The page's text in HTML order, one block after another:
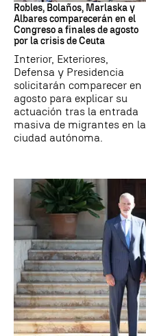
Robles, Bolaños, Marlaska y
Albares comparecerán en el
Congreso a finales de agosto
por la crisis de Ceuta
Interior, Exteriores,
Defensa y Presidencia
solicitarán comparecer en
agosto para explicar su
actuación tras la entrada
masiva de migrantes en la
ciudad autónoma.